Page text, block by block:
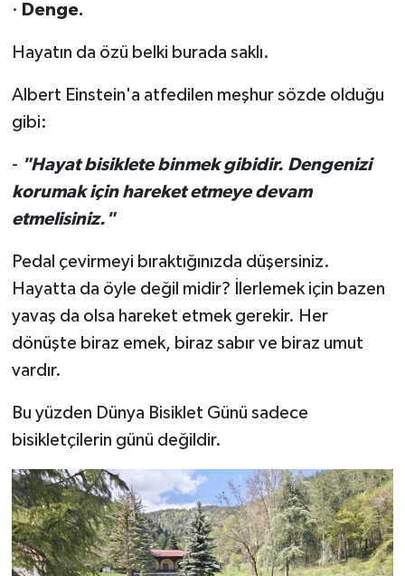
· Denge.
Hayatın da özü belki burada saklı.
Albert Einstein'a atfedilen meşhur sözde olduğu
gibi:
- "Hayat bisiklete binmek gibidir. Dengenizi
korumak için hareket etmeye devam
etmelisiniz."
Pedal çevirmeyi bıraktığınızda düşersiniz.
Hayatta da öyle değil midir? İlerlemek için bazen
yavaş da olsa hareket etmek gerekir. Her
dönüşte biraz emek, biraz sabır ve biraz umut
vardır.
Bu yüzden Dünya Bisiklet Günü sadece
bisikletçilerin günü değildir.